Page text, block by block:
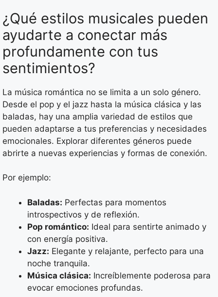
¿Qué estilos musicales pueden
ayudarte a conectar más
profundamente con tus
sentimientos?
La música romántica no se limita a un solo género.
Desde el pop y el jazz hasta la música clásica y las
baladas, hay una amplia variedad de estilos que
pueden adaptarse a tus preferencias y necesidades
emocionales. Explorar diferentes géneros puede
abrirte a nuevas experiencias y formas de conexión.
Por ejemplo:
Baladas: Perfectas para momentos
introspectivos y de reflexión.
Pop romántico: Ideal para sentirte animado y
con energía positiva.
Jazz: Elegante y relajante, perfecto para una
noche tranquila.
Música clásica: Increíblemente poderosa para
evocar emociones profundas.